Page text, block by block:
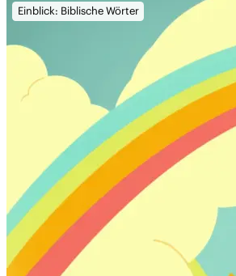
Einblick: Biblische Wörter